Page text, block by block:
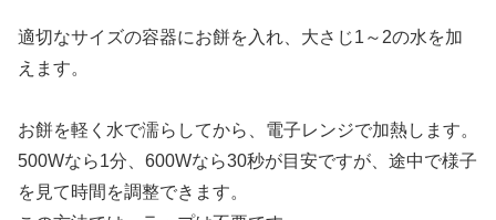
適切なサイズの容器にお餅を入れ、大さじ1～2の水を加
えます。
お餅を軽く水で濡らしてから、電子レンジで加熱します。
500Wなら1分、600Wなら30秒が目安ですが、途中で様子
を見て時間を調整できます。